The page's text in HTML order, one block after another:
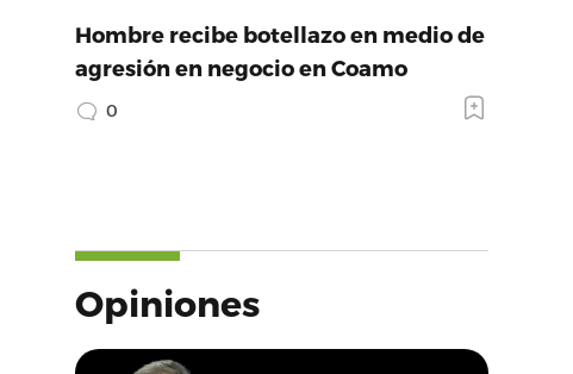
Hombre recibe botellazo en medio de
agresión en negocio en Coamo
0
Opiniones